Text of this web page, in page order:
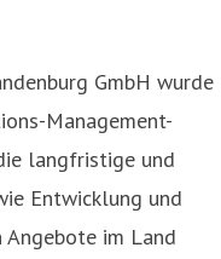
GmbH wurde
Management-
langfristige und
Entwicklung und
im Land